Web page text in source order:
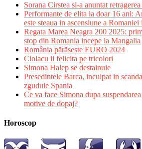
Sorana Cirstea si-a anuntat
Performante de elita la doar 16 ani:
este steaua in ascensiune a
Regata Marea Neagra 200 2025:
stop din Romania incepe la Mangalia
România părăsește EURO 2024
Ciolacu ii felicita pe tricolori
Simona Halep se destainuie
Presedintele Barca, inculpat in
zguduie Spania
Ce va face Simona dupa
motive de dopaj?
Horoscop